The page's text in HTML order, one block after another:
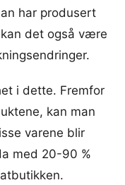
har produsert
det også være
i dette. Fremfor
kan man
varene blir
med 20-90 %